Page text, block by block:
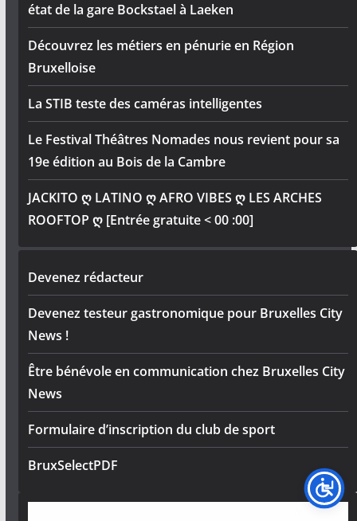
état de la gare Bockstael à Laeken
Découvrez les métiers en pénurie en Région
Bruxelloise
La STIB teste des caméras intelligentes
Le Festival Théâtres Nomades nous revient pour sa
19e édition au Bois de la Cambre
JACKITO ღ LATINO ღ AFRO VIBES ღ LES ARCHES
ROOFTOP ღ [Entrée gratuite < 00 :00]
Devenez rédacteur
Devenez testeur gastronomique pour Bruxelles City
News !
Être bénévole en communication chez Bruxelles City
News
Formulaire d’inscription du club de sport
BruxSelectPDF